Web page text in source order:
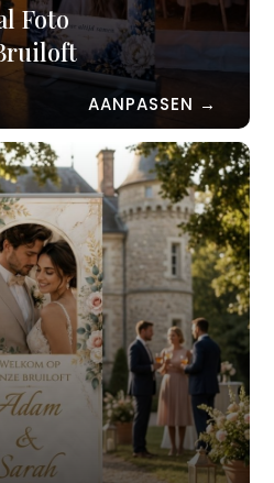
Foto
AANPASSEN →